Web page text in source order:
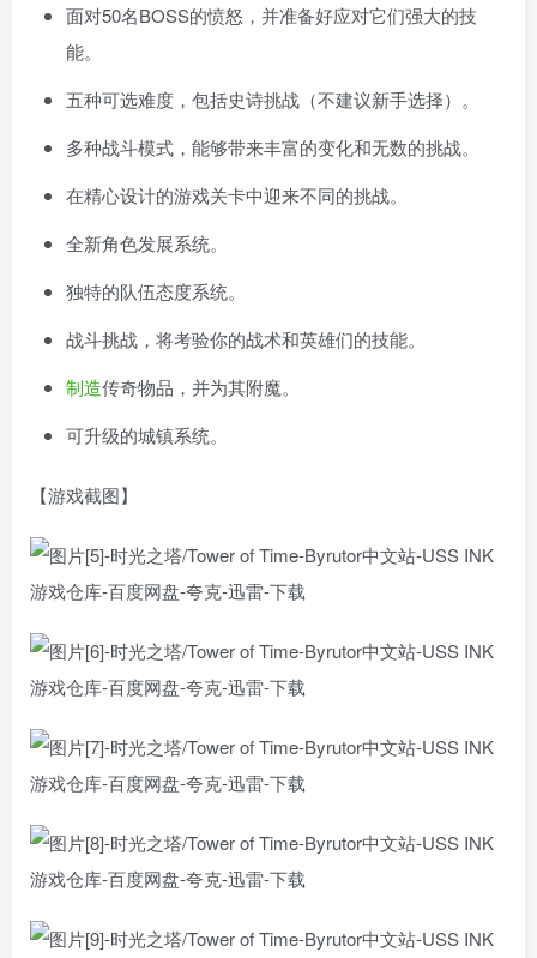
面对50名BOSS的愤怒，并准备好应对它们强大的技
能。
五种可选难度，包括史诗挑战（不建议新手选择）。
多种战斗模式，能够带来丰富的变化和无数的挑战。
在精心设计的游戏关卡中迎来不同的挑战。
全新角色发展系统。
独特的队伍态度系统。
战斗挑战，将考验你的战术和英雄们的技能。
制造传奇物品，并为其附魔。
可升级的城镇系统。
【游戏截图】